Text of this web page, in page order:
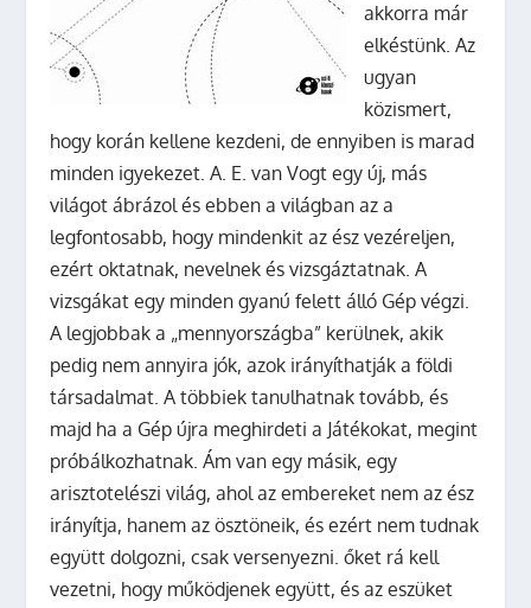
akkorra már
elkéstünk. Az
ugyan
közismert,
hogy korán kellene kezdeni, de ennyiben is marad
minden igyekezet. A. E. van Vogt egy új, más
világot ábrázol és ebben a világban az a
legfontosabb, hogy mindenkit az ész vezéreljen,
ezért oktatnak, nevelnek és vizsgáztatnak. A
vizsgákat egy minden gyanú felett álló Gép végzi.
A legjobbak a „mennyországba” kerülnek, akik
pedig nem annyira jók, azok irányíthatják a földi
társadalmat. A többiek tanulhatnak tovább, és
majd ha a Gép újra meghirdeti a Játékokat, megint
próbálkozhatnak. Ám van egy másik, egy
arisztotelészi világ, ahol az embereket nem az ész
irányítja, hanem az ösztöneik, és ezért nem tudnak
együtt dolgozni, csak versenyezni. őket rá kell
vezetni, hogy működjenek együtt, és az eszüket